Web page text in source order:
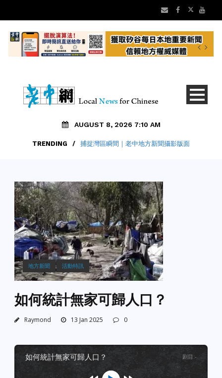
AUGUST 8, 2026 7:10 AM
TRENDING / 捕捉灣區瞬間｜老中地方新聞攝影版面
地方新聞 活動特訊
如何統計無家可歸人口？
Raymond 13 Jan 2025 0
如何統計無家可歸人口？ 剧目 :-